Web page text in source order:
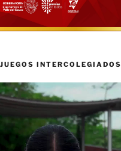
INTERCOLEGIADOS